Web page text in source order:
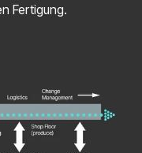
Fertigung.